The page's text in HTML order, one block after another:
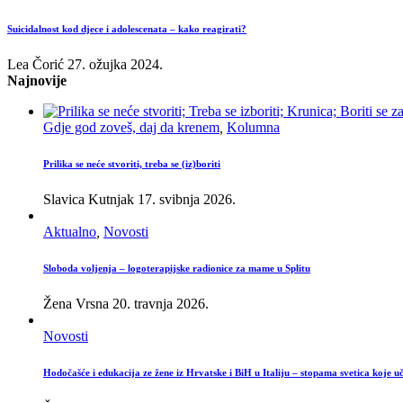
Suicidalnost kod djece i adolescenata – kako reagirati?
Lea Čorić 27. ožujka 2024.
Najnovije
Gdje god zoveš, daj da krenem Kolumna
Prilika se neće stvoriti, treba se (iz)boriti
Slavica Kutnjak 17. svibnja 2026.
Aktualno Novosti
Sloboda voljenja – logoterapijske radionice za mame u Splitu
Žena Vrsna 20. travnja 2026.
Novosti
Hodočašće i edukacija ze žene iz Hrvatske i BiH u Italiju – stopama svetica koje